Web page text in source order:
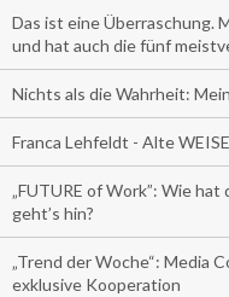
Das ist eine Überraschung.
und hat auch die fünf
Nichts als die Wahrheit:
Franca Lehfeldt - Alte
„FUTURE of Work”: Wie
geht’s hin?
„Trend der Woche“: Media
exklusive Kooperation